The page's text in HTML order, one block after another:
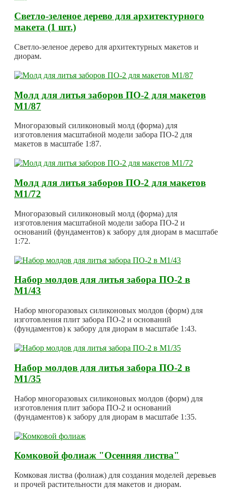
Светло-зеленое дерево для архитектурного
макета (1 шт.)
Светло-зеленое дерево для архитектурных макетов и
диорам.
Молд для литья заборов ПО-2 для макетов
М1/87
Многоразовый силиконовый молд (форма) для
изготовления масштабной модели забора ПО-2 для
макетов в масштабе 1:87.
Молд для литья заборов ПО-2 для макетов
М1/72
Многоразовый силиконовый молд (форма) для
изготовления масштабной модели забора ПО-2 и
оснований (фундаментов) к забору для диорам в масштабе
1:72.
Набор молдов для литья забора ПО-2 в
М1/43
Набор многоразовых силиконовых молдов (форм) для
изготовления плит забора ПО-2 и оснований
(фундаментов) к забору для диорам в масштабе 1:43.
Набор молдов для литья забора ПО-2 в
М1/35
Набор многоразовых силиконовых молдов (форм) для
изготовления плит забора ПО-2 и оснований
(фундаментов) к забору для диорам в масштабе 1:35.
Комковой фолиаж "Осенняя листва"
Комковая листва (фолиаж) для создания моделей деревьев
и прочей растительности для макетов и диорам.